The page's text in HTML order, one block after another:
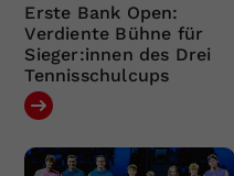
Erste Bank Open:
Verdiente Bühne für
Sieger:innen des Drei
Tennisschulcups